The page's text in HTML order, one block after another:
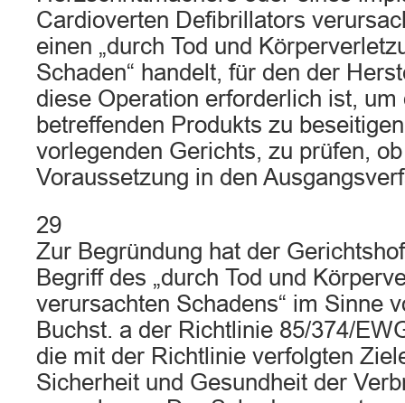
Cardioverten Defibrillators
einen „durch Tod und
Schaden“ handelt, für den der
diese Operation erforderlich ist, um
betreffenden Produkts zu
vorlegenden Gerichts, zu prüfen,
Voraussetzung in den
29
Zur Begründung hat der
Begriff des „durch Tod und
verursachten Schadens“ im Sinne
Buchst. a der Richtlinie 85/374/
die mit der Richtlinie verfolgten
Sicherheit und Gesundheit der